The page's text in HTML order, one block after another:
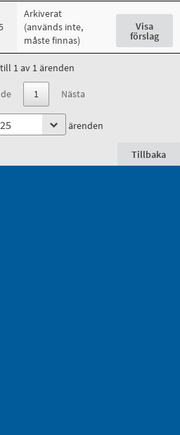
Arkiverat
(används inte,
måste finnas)
Visa
förslag
1 av 1 ärenden
1 Nästa
ärenden
Tillbaka